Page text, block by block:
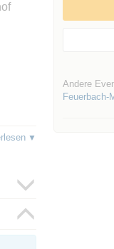
Andere
Feuerbach-